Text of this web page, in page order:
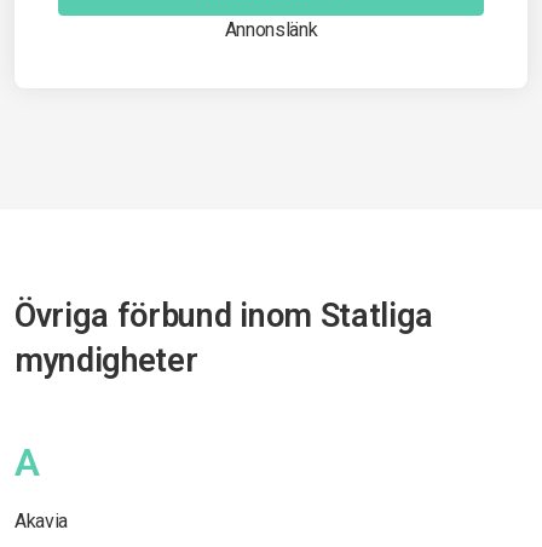
Annonslänk
Övriga förbund inom Statliga
myndigheter
A
Akavia